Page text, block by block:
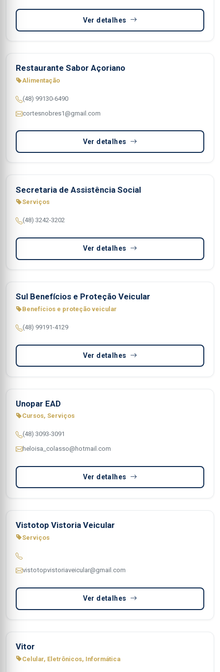
Ver detalhes
Restaurante Sabor Açoriano
Alimentação
(48) 99130-6490
cortesnobres1@gmail.com
Ver detalhes
Secretaria de Assistência Social
Serviços
(48) 3242-3202
Ver detalhes
Sul Benefícios e Proteção Veicular
Benefícios e proteção veicular
(48) 99191-4129
Ver detalhes
Unopar EAD
Cursos, Serviços
(48) 3093-3091
heloisa_colasso@hotmail.com
Ver detalhes
Vistotop Vistoria Veicular
Serviços
vistotopvistoriaveicular@gmail.com
Ver detalhes
Vitor
Celular, Eletrônicos, Informática